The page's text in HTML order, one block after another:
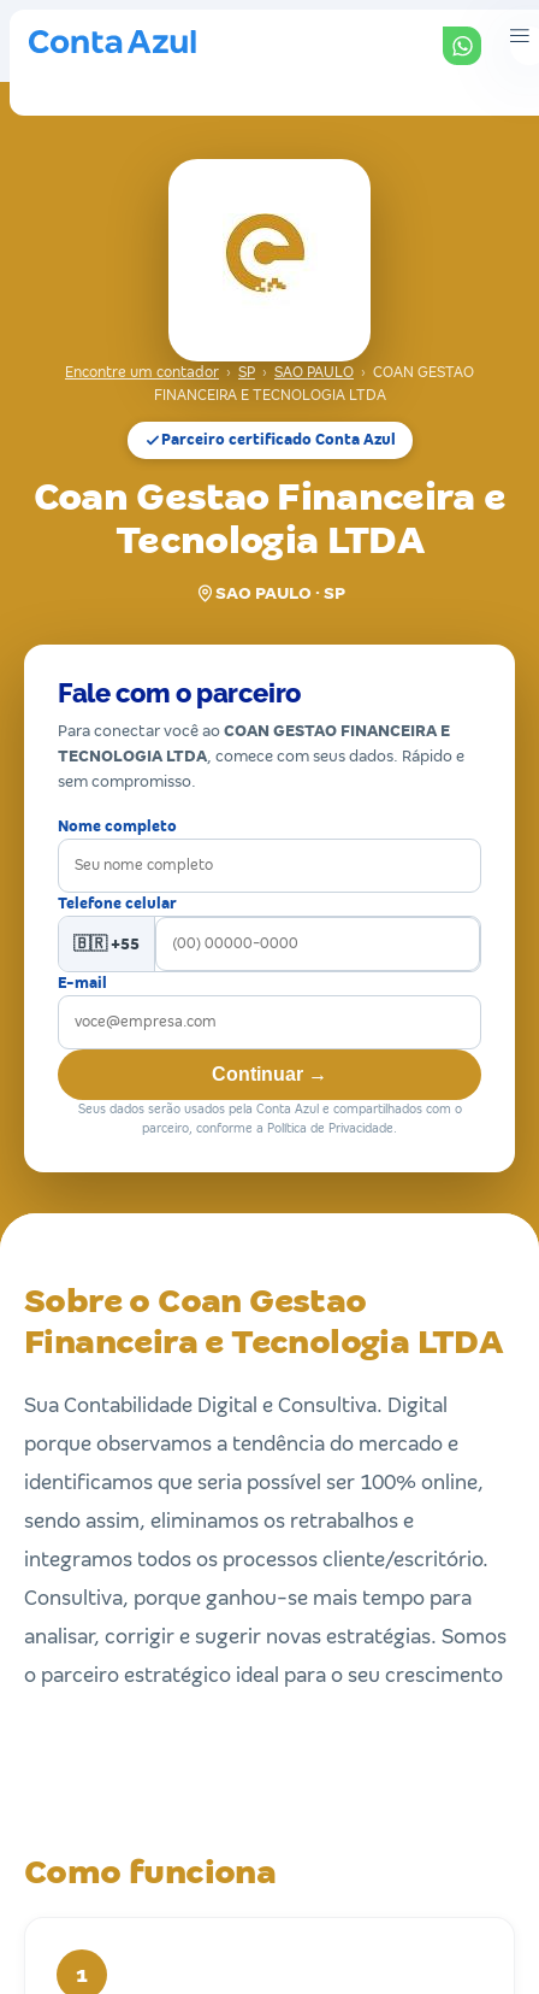
Encontre um contador › SP › SAO PAULO › COAN GESTAO
FINANCEIRA E TECNOLOGIA LTDA
Parceiro certificado Conta Azul
Coan Gestao Financeira e
Tecnologia LTDA
SAO PAULO · SP
Fale com o parceiro
Para conectar você ao COAN GESTAO FINANCEIRA E
TECNOLOGIA LTDA, comece com seus dados. Rápido e
sem compromisso.
Nome completo
Telefone celular
🇧🇷 +55
E-mail
Continuar →
Seus dados serão usados pela Conta Azul e compartilhados com o
parceiro, conforme a Política de Privacidade.
Sobre o Coan Gestao
Financeira e Tecnologia LTDA
Sua Contabilidade Digital e Consultiva. Digital
porque observamos a tendência do mercado e
identificamos que seria possível ser 100% online,
sendo assim, eliminamos os retrabalhos e
integramos todos os processos cliente/escritório.
Consultiva, porque ganhou-se mais tempo para
analisar, corrigir e sugerir novas estratégias. Somos
o parceiro estratégico ideal para o seu crescimento
Como funciona
1